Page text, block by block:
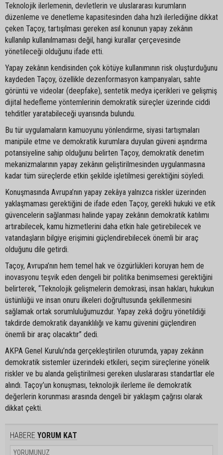
Teknolojik ilerlemenin, devletlerin ve uluslararası kurumların
düzenleme ve denetleme kapasitesinden daha hızlı ilerlediğine dikkat
çeken Taçoy, tartışılması gereken asıl konunun yapay zekânın
kullanılıp kullanılmaması değil, hangi kurallar çerçevesinde
yönetileceği olduğunu ifade etti.
Yapay zekânın kendisinden çok kötüye kullanımının risk oluşturduğunu
kaydeden Taçoy, özellikle dezenformasyon kampanyaları, sahte
görüntü ve videolar (deepfake), sentetik medya içerikleri ve gelişmiş
dijital hedefleme yöntemlerinin demokratik süreçler üzerinde ciddi
tehditler yaratabileceği uyarısında bulundu.
Bu tür uygulamaların kamuoyunu yönlendirme, siyasi tartışmaları
manipüle etme ve demokratik kurumlara duyulan güveni aşındırma
potansiyeline sahip olduğunu belirten Taçoy, demokratik denetim
mekanizmalarının yapay zekânın geliştirilmesinden uygulanmasına
kadar tüm süreçlerde etkin şekilde işletilmesi gerektiğini söyledi.
Konuşmasında Avrupa’nın yapay zekâya yalnızca riskler üzerinden
yaklaşmaması gerektiğini de ifade eden Taçoy, gerekli hukuki ve etik
güvencelerin sağlanması halinde yapay zekânın demokratik katılımı
artırabilecek, kamu hizmetlerini daha etkin hale getirebilecek ve
vatandaşların bilgiye erişimini güçlendirebilecek önemli bir araç
olduğunu dile getirdi.
Taçoy, Avrupa’nın hem temel hak ve özgürlükleri koruyan hem de
inovasyonu teşvik eden dengeli bir politika benimsemesi gerektiğini
belirterek, “Teknolojik gelişmelerin demokrasi, insan hakları, hukukun
üstünlüğü ve insan onuru ilkeleri doğrultusunda şekillenmesini
sağlamak ortak sorumluluğumuzdur. Yapay zekâ doğru yönetildiği
takdirde demokratik dayanıklılığı ve kamu güvenini güçlendiren
önemli bir araç olacaktır” dedi.
AKPA Genel Kurulu’nda gerçekleştirilen oturumda, yapay zekânın
demokratik sistemler üzerindeki etkileri, seçim süreçlerine yönelik
riskler ve bu alanda geliştirilmesi gereken uluslararası standartlar ele
alındı. Taçoy’un konuşması, teknolojik ilerleme ile demokratik
değerlerin korunması arasında dengeli bir yaklaşım çağrısı olarak
dikkat çekti.
HABERE YORUM KAT